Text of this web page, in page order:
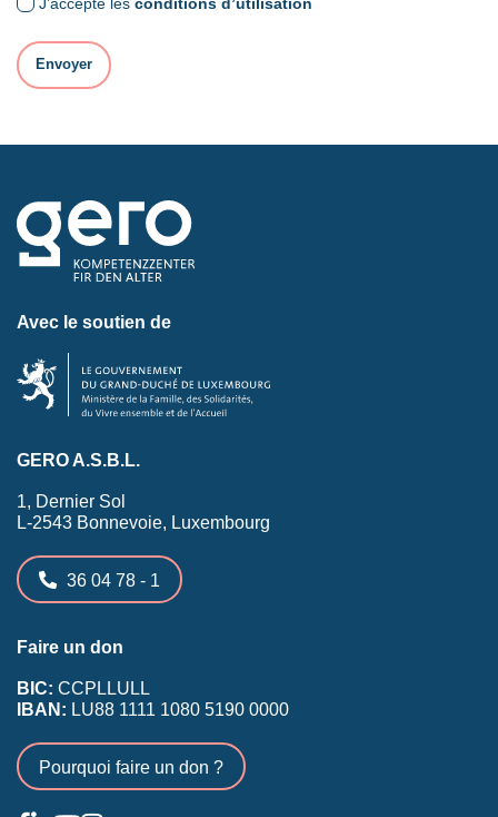
J’accepte les conditions d’utilisation
Avec le soutien de
GERO A.S.B.L.
1, Dernier Sol
L-2543 Bonnevoie, Luxembourg
36 04 78 - 1
Faire un don
BIC: CCPLLULL
IBAN: LU88 1111 1080 5190 0000
Pourquoi faire un don ?